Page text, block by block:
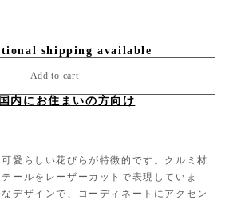
shipping available
Add to cart
内にお住まいの方向け
愛らしい花びらが特徴的です。クルミ材
ールをレーザーカットで表現していま
デザインで、コーディネートにアクセン